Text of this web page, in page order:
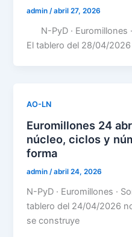
admin/abril 27, 2026
N-PyD · Euromillones
El tablero del 28/04/
AO-LN
Euromillones 24
núcleo, ciclos y
forma
admin /abril 24, 2026
N-PyD · Euromillones ·
tablero del 24/04/2026
se construye